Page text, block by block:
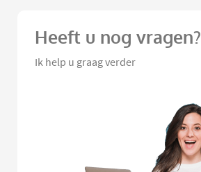
Heeft u nog vragen?
Ik help u graag verder